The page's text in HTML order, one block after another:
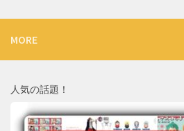
MORE
人気の話題！